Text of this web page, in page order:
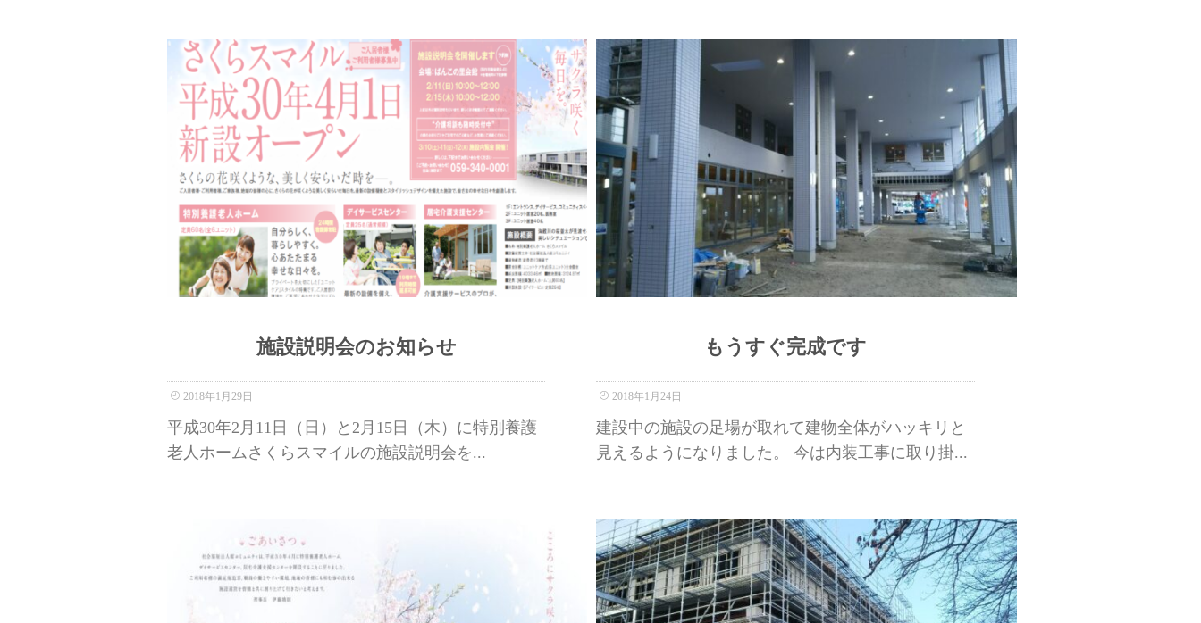
施設説明会のお知らせ
2018年1月29日
平成30年2月11日（日）と2月15日（木）に特別養護
老人ホームさくらスマイルの施設説明会を...
もうすぐ完成です
2018年1月24日
建設中の施設の足場が取れて建物全体がハッキリと
見えるようになりました。 今は内装工事に取り掛...